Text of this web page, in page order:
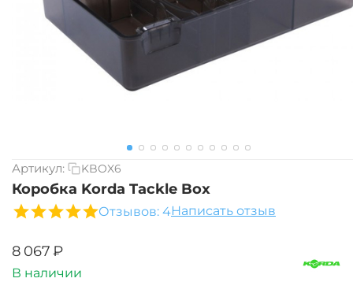
Артикул: KBOX6
Коробка Korda Tackle Box
Отзывов: 4Написать отзыв
‍8 067‍₽
В наличии